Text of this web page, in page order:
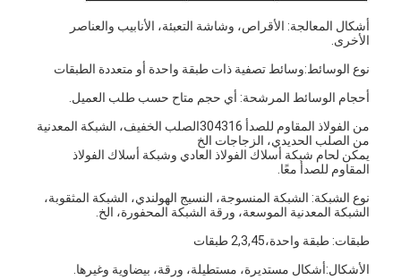
أشكال المعالجة: الأقراص، وشاشة التعبئة، الأنابيب والعناصر
الأخرى.
نوع الوسائط:وسائط تصفية ذات طبقة واحدة أو متعددة الطبقات
أحجام الوسائط المرشحة: أي حجم متاح حسب طلب العميل.
من الفولاذ المقاوم للصدأ 304316الصلب الخفيف، الشبكة المعدنية
من الصلب الحديدي، الزجاجات الخ
يمكن لحام شبكة أسلاك الفولاذ العادي وشبكة أسلاك الفولاذ
المقاوم للصدأ معًا.
نوع الشبكة: الشبكة المنسوجة، النسيج الهولندي، الشبكة المثقوبة،
الشبكة المعدنية الموسعة، ورقة الشبكة المحفورة، الخ.
طبقات: طبقة واحدة،2,3,45 طبقات
الأشكال:أشكال مستديرة، مستطيلة، ورقة، بيضاوية وغيرها.